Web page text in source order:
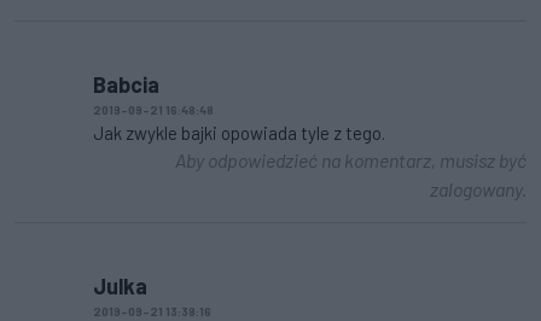
Babcia
2019-09-21 16:48:48
Jak zwykle bajki opowiada tyle z tego.
Aby odpowiedzieć na komentarz, musisz być
zalogowany.
Julka
2019-09-21 13:38:16